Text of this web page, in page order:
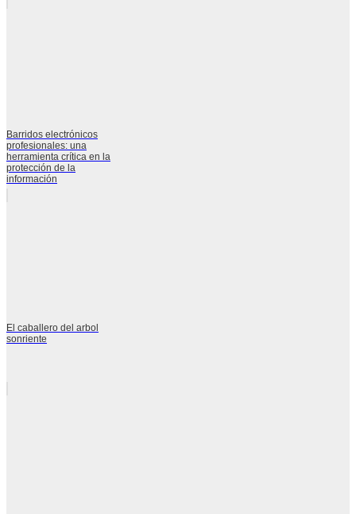
Barridos electrónicos
profesionales: una
herramienta crítica en la
protección de la
información
El caballero del arbol
sonriente